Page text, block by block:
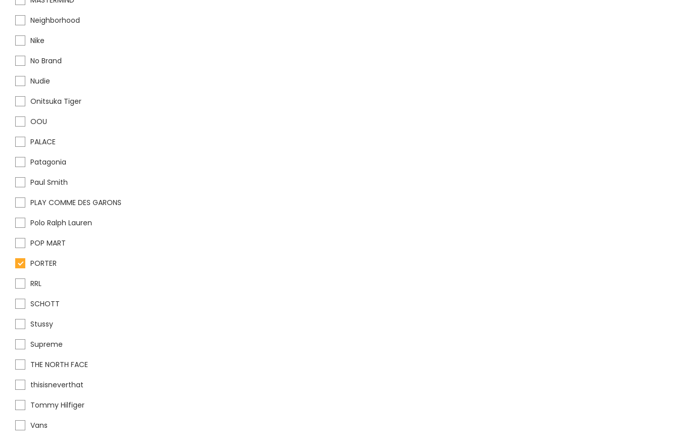
Neighborhood
Nike
No Brand
Nudie
Onitsuka Tiger
OOU
PALACE
Patagonia
Paul Smith
PLAY COMME DES GARONS
Polo Ralph Lauren
POP MART
PORTER
RRL
SCHOTT
Stussy
Supreme
THE NORTH FACE
thisisneverthat
Tommy Hilfiger
Vans